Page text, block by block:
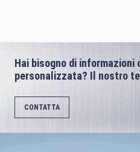
Hai bisogno di informazioni
personalizzata? Il nostro
CONTATTA